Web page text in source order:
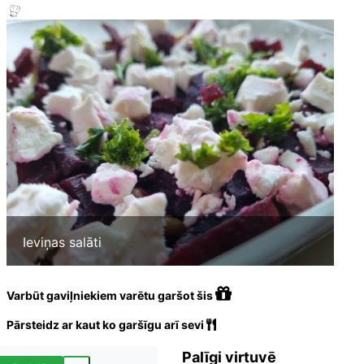
Ieviņas salāti
Varbūt gaviļniekiem varētu garšot šis
Pārsteidz ar kaut ko garšīgu arī sevi
Palīgi virtuvē